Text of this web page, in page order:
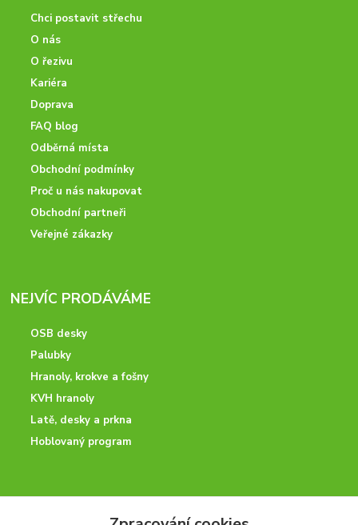
Chci postavit střechu
O nás
O řezivu
Kariéra
Doprava
FAQ blog
Odběrná místa
Obchodní podmínky
Proč u nás nakupovat
Obchodní partneři
Veřejné zákazky
NEJVÍC PRODÁVÁME
OSB desky
Palubky
Hranoly, krokve a fošny
KVH hranoly
Latě, desky a prkna
Hoblovaný program